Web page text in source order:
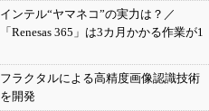
インテル“ヤマネコ”の実力は？／
「Renesas 365」は3カ月かかる作業が1
フラクタルによる高精度画像認識技術
を開発